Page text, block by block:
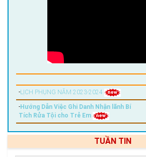
-LỊCH PHỤNG NĂM 2023-2024
-Hướng Dẫn Việc Ghi Danh Nhận lãnh Bí
Tích Rửa Tội cho Trẻ Em
TUẦN TIN